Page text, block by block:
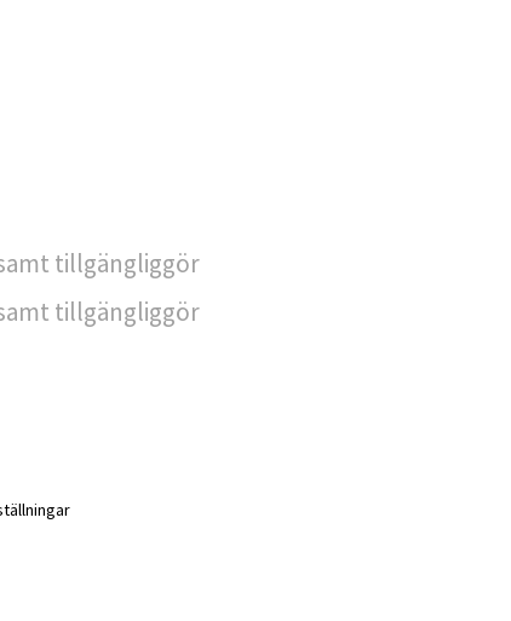
tillgängliggör
tillgängliggör